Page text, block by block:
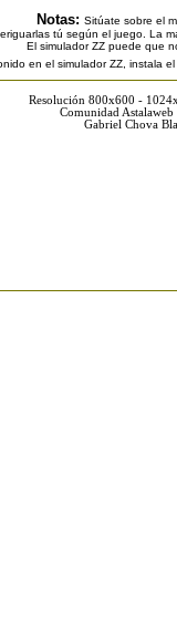
Notas: Sitúate sobre el
tú según el juego. La
El simulador ZZ puede que
en el simulador ZZ, instala
Resolución 800x600 -
Comunidad
Gabriel Chova